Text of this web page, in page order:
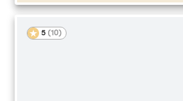
5 (10)